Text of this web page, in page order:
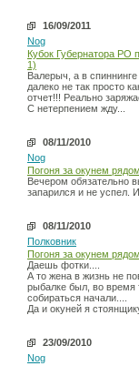
16/09/2011
Nog
Кубок Губернатора РО
1)
Валерыч, а в
далеко не так просто
отчет!!! Реально
С нетерпением жду...
08/11/2010
Nog
Погоня за окунем
Вечером обязательно
запарился и не успел.
08/11/2010
Полковник
Погоня за окунем
Даешь фотки....
А то жена в жизнь не
рыбалке был, во время
собираться начали....
Да и окуней я
23/09/2010
Nog